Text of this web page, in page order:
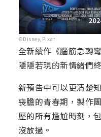
©Disney,Pixar
全新續作《腦筋急轉
隱隱若現的新情緒們
新預告中可以更清楚
喪膽的青春期，製作
歷的所有尷尬時刻，
沒放過。